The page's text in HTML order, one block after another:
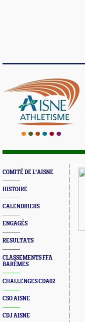
COMITÉ DE L'AISNE
HISTOIRE
CALENDRIERS
ENGAGÉS
RESULTATS
CLASSEMENTS FFA
BARÊMES
CHALLENGES CDA02
CSO AISNE
CDJ AISNE